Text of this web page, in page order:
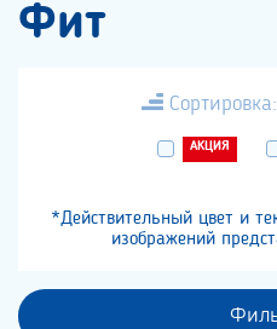
Фит
Сортировка:
АКЦИЯ
*Действительный цвет и
изображений